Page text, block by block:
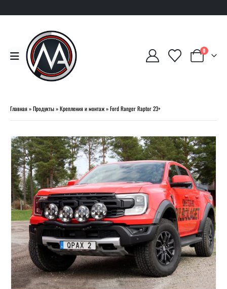
0
Главная»Продукты»Крепления и монтаж»Ford Ranger Raptor 23+